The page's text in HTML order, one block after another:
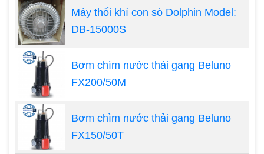
mức độ phổ biến thì nó vẫn còn là một “dấu
hỏi” với nhiều người khi nghe về
con sò chính hãng
Máy thổi khí con sò Dolphin Model:
DB-15000S
Bơm chìm nước thải gang Beluno
FX200/50M
Bơm chìm nước thải gang Beluno
FX150/50T